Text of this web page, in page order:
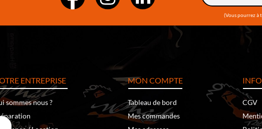
(Vous pourrez à
ENTREPRISE
sommes nous ?
MON COMPTE
Tableau de bord
Mes commandes
CGV